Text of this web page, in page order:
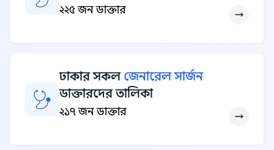
২২৫ জন ডাক্তার
ঢাকার সকল জেনারেল সার্জন
ডাক্তারদের তালিকা
২১৭ জন ডাক্তার